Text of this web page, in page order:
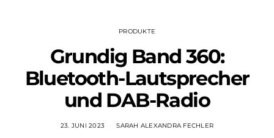
PRODUKTE
Grundig Band 360:
Bluetooth-Lautsprecher
und DAB-Radio
23. JUNI 2023 SARAH ALEXANDRA FECHLER